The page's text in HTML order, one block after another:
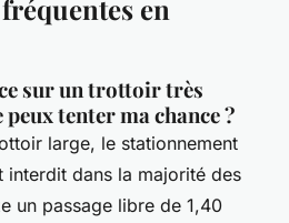
en
sur un trottoir très
tenter ma chance ?
large, le stationnement
interdit dans la majorité des
un passage libre de 1,40